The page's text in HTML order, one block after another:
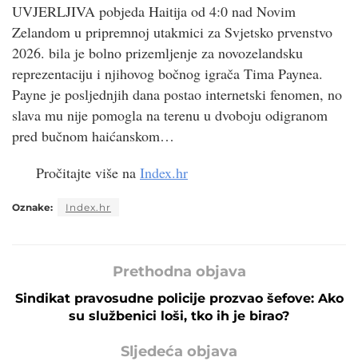
UVJERLJIVA pobjeda Haitija od 4:0 nad Novim
Zelandom u pripremnoj utakmici za Svjetsko prvenstvo
2026. bila je bolno prizemljenje za novozelandsku
reprezentaciju i njihovog bočnog igrača Tima Paynea.
Payne je posljednjih dana postao internetski fenomen, no
slava mu nije pomogla na terenu u dvoboju odigranom
pred bučnom haićanskom…
Pročitajte više na Index.hr
Oznake: Index.hr
Prethodna objava
Sindikat pravosudne policije prozvao šefove: Ako
su službenici loši, tko ih je birao?
Sljedeća objava